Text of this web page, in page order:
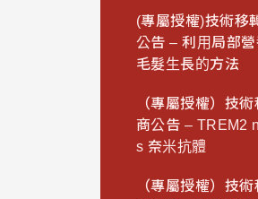
(專屬授權)技術移
公告 – 利用局部
毛髮生長的方法
（專屬授權）技
商公告 – TREM2
s 奈米抗體
（專屬授權）技